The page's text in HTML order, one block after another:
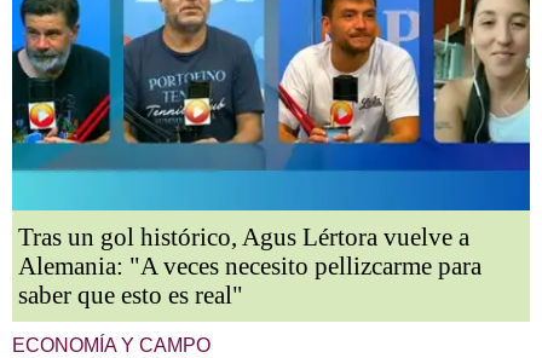
Tras un gol histórico, Agus Lértora vuelve a
Alemania: "A veces necesito pellizcarme para
saber que esto es real"
ECONOMÍA Y CAMPO